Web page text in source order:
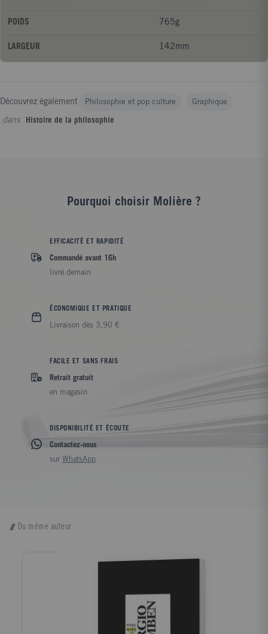
POIDS 765g
LARGEUR 142mm
Découvrez également Philosophie et pop culture Graphique
dans Histoire de la philosophie
Pourquoi choisir Molière ?
EFFICACITÉ ET RAPIDITÉ
Commandé avant 16h
livré demain
ÉCONOMIQUE ET PRATIQUE
Livraison dès 3,90 €
FACILE ET SANS FRAIS
Retrait gratuit
en magasin
DISPONIBILITÉ ET ÉCOUTE
Contactez-nous
sur WhatsApp
Du même auteur